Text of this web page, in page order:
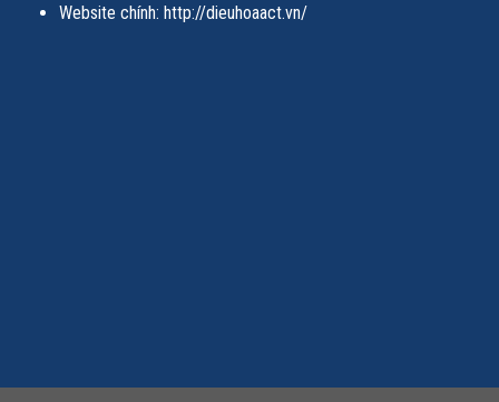
Website chính: http://dieuhoaact.vn/